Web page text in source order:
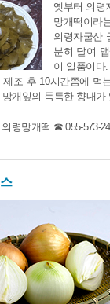
옛부터 의령
망개떡이라
의령자굴산
분히 달여
이 일품이다.
제조 후 10시간쯤에 먹
개잎의 독특한 향내
의령망개떡 ☎ 055-573-